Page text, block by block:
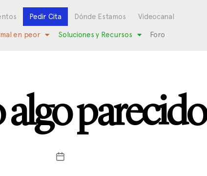
Pedir Cita Dónde Estamos Videocanal
en peor Soluciones y Recursos Foro
parecido